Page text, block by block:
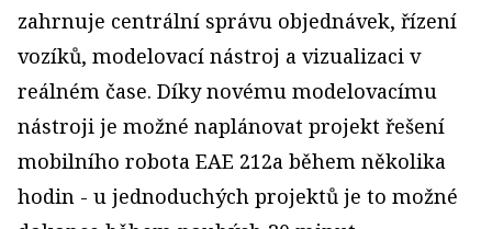
zahrnuje centrální správu objednávek, řízení
vozíků, modelovací nástroj a vizualizaci v
reálném čase. Díky novému modelovacímu
nástroji je možné naplánovat projekt řešení
mobilního robota EAE 212a během několika
hodin - u jednoduchých projektů je to možné